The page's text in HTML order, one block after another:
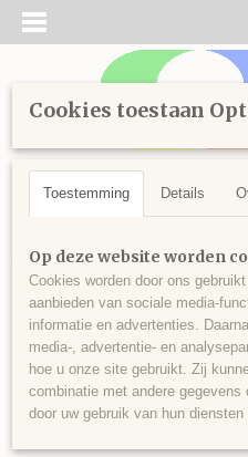
Inloggen Registreren
Home >Diamond Painting>
vanaf 700 >Vierkante steentjes
Cookies toestaan
Toestemming Details
Op deze website worden
Cookies worden door ons
aanbieden van sociale media-
informatie en advertenties.
media-, advertentie- en
hoe u onze site gebruikt. Zij
combinatie met andere
door uw gebruik van hun